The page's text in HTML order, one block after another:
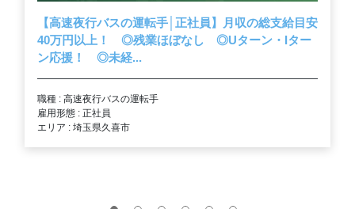
【高速夜行バスの運転手│正社員】月収の総支給目安
40万円以上！ ◎残業ほぼなし ◎Uターン・Iター
ン応援！ ◎未経...
職種 : 高速夜行バスの運転手
雇用形態 : 正社員
エリア : 埼玉県久喜市